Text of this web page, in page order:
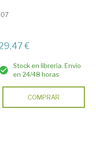
€
Stock en librería. Envío
en 24/48 horas
COMPRAR